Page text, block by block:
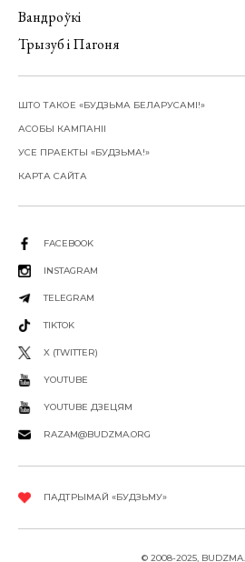
Вандроўкі
Трызуб і Пагоня
ШТО ТАКОЕ «БУДЗЬМА БЕЛАРУСАМІ!»
АСОБЫ КАМПАНІІ
УСЕ ПРАЕКТЫ «БУДЗЬМА!»
КАРТА САЙТА
FACEBOOK
INSTAGRAM
TELEGRAM
TIKTOK
X (TWITTER)
YOUTUBE
YOUTUBE ДЗЕЦЯМ
RAZAM@BUDZMA.ORG
ПАДТРЫМАЙ «БУДЗЬМУ»
© 2008-2025,